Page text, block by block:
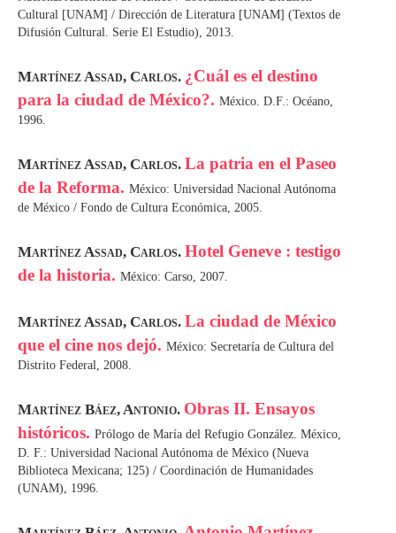
Cultural [UNAM] / Dirección de Literatura [UNAM] (Textos de
Difusión Cultural. Serie El Estudio), 2013.
Martínez Assad, Carlos. ¿Cuál es el destino
para la ciudad de México?. México. D.F.: Océano,
1996.
Martínez Assad, Carlos. La patria en el Paseo
de la Reforma. México: Universidad Nacional Autónoma
de México / Fondo de Cultura Económica, 2005.
Martínez Assad, Carlos. Hotel Geneve : testigo
de la historia. México: Carso, 2007.
Martínez Assad, Carlos. La ciudad de México
que el cine nos dejó. México: Secretaría de Cultura del
Distrito Federal, 2008.
Martínez Báez, Antonio. Obras II. Ensayos
históricos. Prólogo de María del Refugio González. México,
D. F.: Universidad Nacional Autónoma de México (Nueva
Biblioteca Mexicana; 125) / Coordinación de Humanidades
(UNAM), 1996.